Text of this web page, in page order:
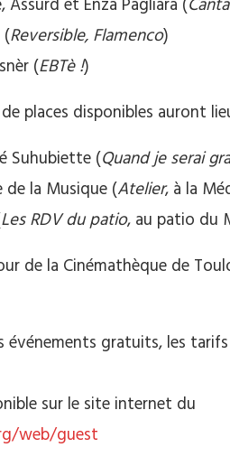
Reversible, Flamenco)
(EBTè !)
places disponibles auront
Suhubiette (Quand je serai
de la Musique (Atelier, à la
Les RDV du patio, au patio du
de la Cinémathèque de
événements gratuits, les
sur le site internet du
web/guest